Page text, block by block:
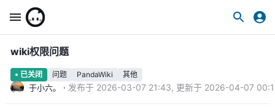
wiki权限问题
已关闭 问题 PandaWiki 其他
于小六。 · 发布于 2026-03-07 21:43, 更新于 2026-04-07